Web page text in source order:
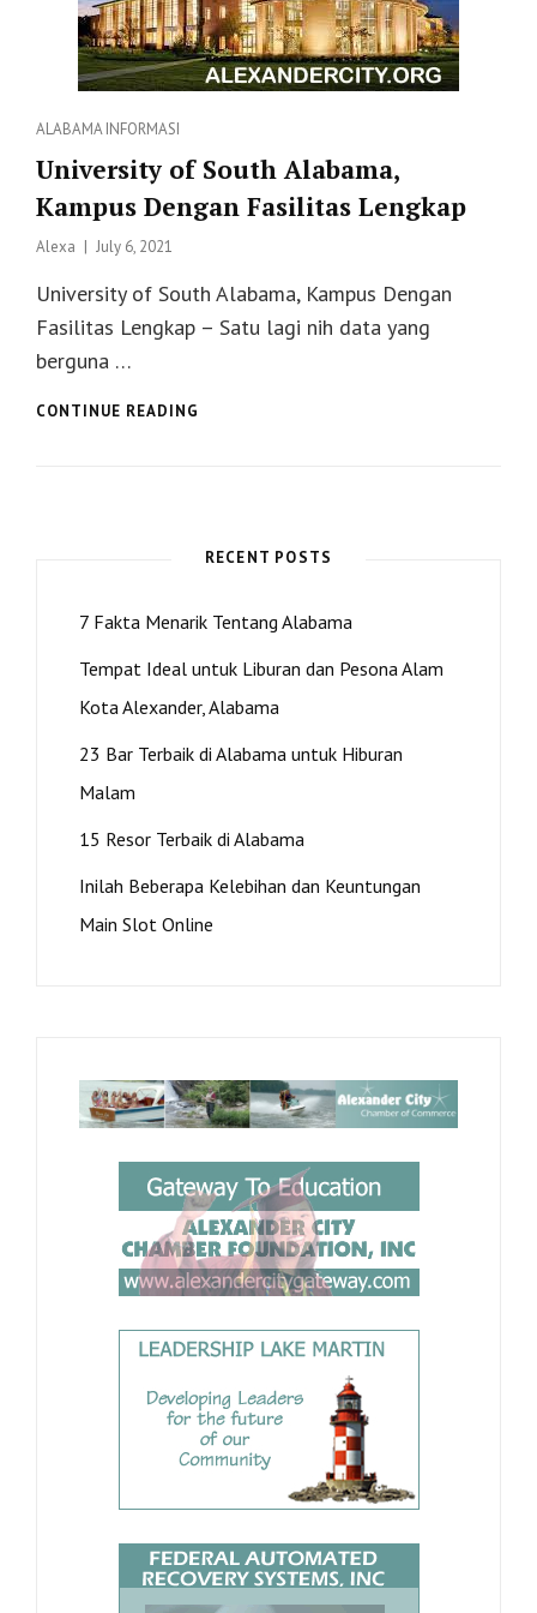
Categories
ALABAMAINFORMASI
University of South Alabama,
Kampus Dengan Fasilitas Lengkap
Alexa
Posted
July 6, 2021
University of South Alabama, Kampus Dengan
Fasilitas Lengkap – Satu lagi nih data yang
berguna …
CONTINUE READING
FASILITAS
RECENT POSTS
7 Fakta Menarik Tentang Alabama
Tempat Ideal untuk Liburan dan Pesona Alam
Kota Alexander, Alabama
23 Bar Terbaik di Alabama untuk Hiburan
Malam
15 Resor Terbaik di Alabama
Inilah Beberapa Kelebihan dan Keuntungan
Main Slot Online